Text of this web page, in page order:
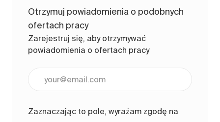
Otrzymuj powiadomienia o podobnych
ofertach pracy
Zarejestruj się, aby otrzymywać
powiadomienia o ofertach pracy
Zaznaczając to pole, wyrażam zgodę na